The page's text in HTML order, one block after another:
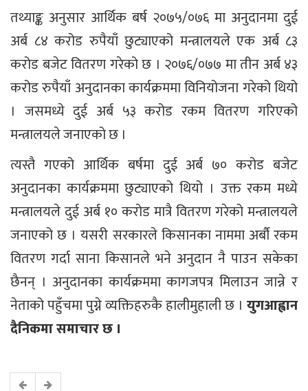
तथ्याङ्क अनुसार आर्थिक बर्ष २०७५/०७६ मा अनुदानमा दुई
अर्ब ८४ करोड रुपैयाँ छुट्याएको मन्त्रालयले एक अर्ब ८३
करोड बजेट वितरण गरेको छ । २०७६/०७७ मा तीन अर्ब ४३
करोड रुपैयाँ अनुदानका कार्यक्रममा विनियोजना गरेको थियो
। जसमध्ये दुई अर्ब ५३ करोड रकम वितरण गरिएको
मन्त्रालयले जनाएको छ ।
त्यस्तै गएको आर्थिक बर्षमा दुई अर्ब ७० करोड बजेट
अनुदानका कार्यक्रममा छुट्याएको थियो । उक्त रकम मध्ये
मन्त्रालयले दुई अर्ब १० करोड मात्रै वितरण गरेको मन्त्रालयले
जनाएको छ । यसरी सरकारले किसानका नाममा अर्बौ रकम
वितरण गर्दा साना किसानले भने अनुदान नै पाउन सकेका
छैनन् । अनुदानका कार्यक्रममा कागजपत्र मिलाउन जान्ने र
नेताको पहुँचमा पुग्ने व्यक्तिहरुकै हालीमुहाली छ । युगआह्वान
दैनिकमा समाचार छ ।